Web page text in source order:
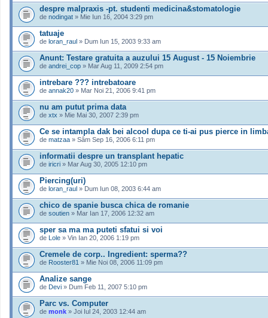
despre malpraxis -pt. studenti medicina&stomatologie
de nodingat » Mie Iun 16, 2004 3:29 pm
tatuaje
de loran_raul » Dum Iun 15, 2003 9:33 am
Anunt: Testare gratuita a auzului 15 August - 15 Noiembrie
de andrei_cop » Mar Aug 11, 2009 2:54 pm
intrebare ??? intrebatoare
de annak20 » Mar Noi 21, 2006 9:41 pm
nu am putut prima data
de xtx » Mie Mai 30, 2007 2:39 pm
Ce se intampla dak bei alcool dupa ce ti-ai pus pierce in
de matzaa » Sâm Sep 16, 2006 6:11 pm
informatii despre un transplant hepatic
de iricri » Mar Aug 30, 2005 12:10 pm
Piercing(uri)
de loran_raul » Dum Iun 08, 2003 6:44 am
chico de spanie busca chica de romanie
de soutien » Mar Ian 17, 2006 12:32 am
sper sa ma ma puteti sfatui si voi
de Lole » Vin Ian 20, 2006 1:19 pm
Cremele de corp.. Ingredient: sperma??
de Rooster81 » Mie Noi 08, 2006 11:09 pm
Analize sange
de Devi » Dum Feb 11, 2007 5:10 pm
Parc vs. Computer
de monk » Joi Iul 24, 2003 12:44 am